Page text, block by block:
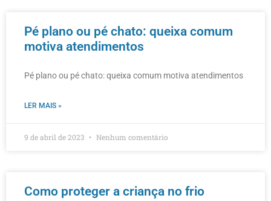
Pé plano ou pé chato: queixa comum
motiva atendimentos
Pé plano ou pé chato: queixa comum motiva atendimentos
LER MAIS »
9 de abril de 2023 Nenhum comentário
Como proteger a criança no frio